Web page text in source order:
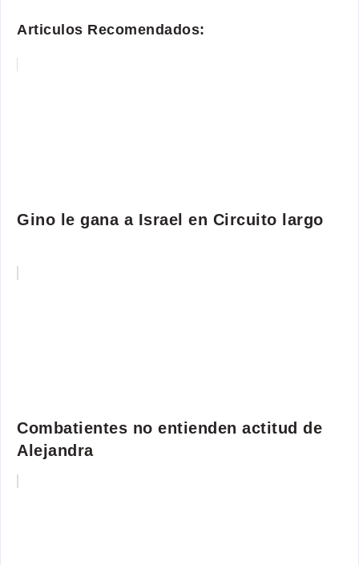
Articulos Recomendados:
Gino le gana a Israel en Circuito largo
Combatientes no entienden actitud de
Alejandra